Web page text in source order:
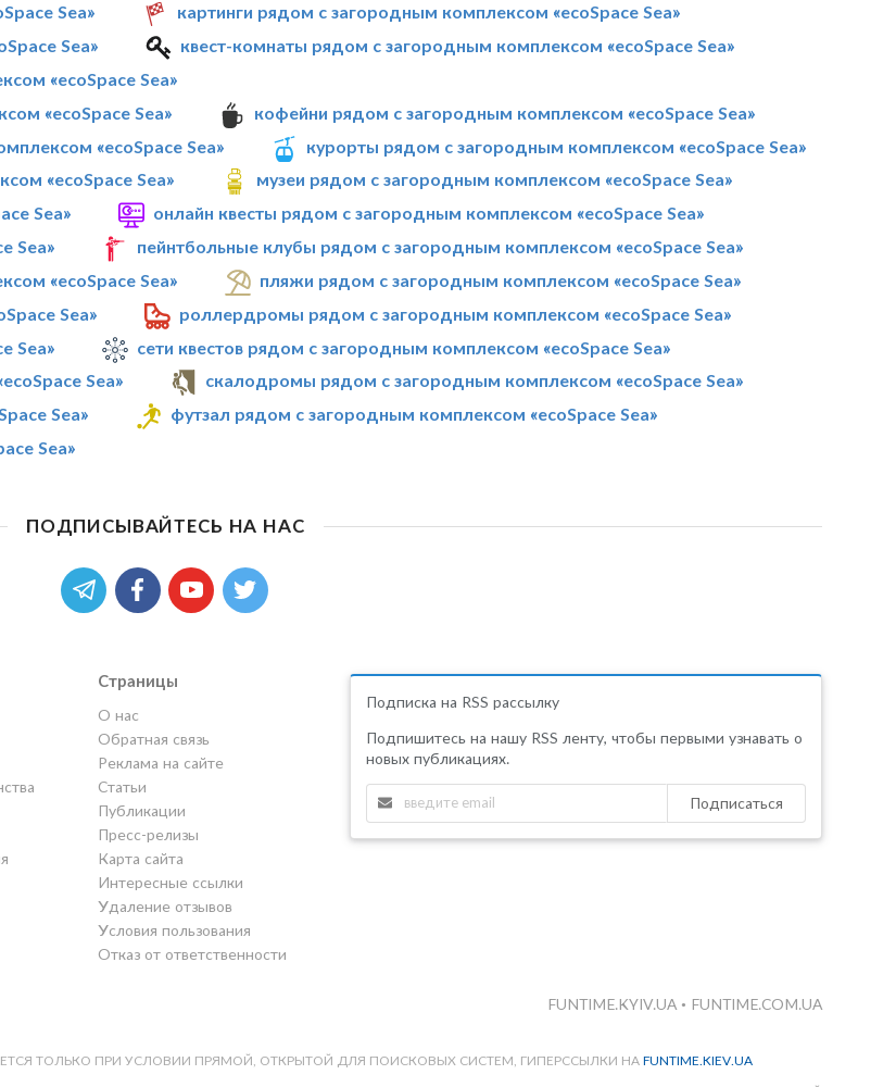
Sea»
картинги рядом с загородным комплексом «ecoSpace Sea»
Sea»
квест-комнаты рядом с загородным комплексом «ecoSpace Sea»
«ecoSpace Sea»
«ecoSpace Sea»
кофейни рядом с загородным комплексом «ecoSpace Sea»
«ecoSpace Sea»
курорты рядом с загородным комплексом «ecoSpace Sea»
«ecoSpace Sea»
музеи рядом с загородным комплексом «ecoSpace Sea»
Sea»
онлайн квесты рядом с загородным комплексом «ecoSpace Sea»
Sea»
пейнтбольные клубы рядом с загородным комплексом «ecoSpace Sea»
«ecoSpace Sea»
пляжи рядом с загородным комплексом «ecoSpace Sea»
Sea»
роллердромы рядом с загородным комплексом «ecoSpace Sea»
Sea»
сети квестов рядом с загородным комплексом «ecoSpace Sea»
Sea»
скалодромы рядом с загородным комплексом «ecoSpace Sea»
Sea»
футзал рядом с загородным комплексом «ecoSpace Sea»
Sea»
ПОДПИСЫВАЙТЕСЬ НА НАС
Страницы
О нас
Обратная связь
Реклама на сайте
Статьи
Публикации
Пресс-релизы
Карта сайта
Интересные ссылки
Удаление отзывов
Условия пользования
Отказ от ответственности
Подписка на RSS рассылку
Подпишитесь на нашу RSS ленту, чтобы первыми узнавать о
новых публикациях.
Подписаться
FUNTIME.KYIV.UA • FUNTIME.COM.UA
ТОЛЬКО ПРИ УСЛОВИИ ПРЯМОЙ, ОТКРЫТОЙ ДЛЯ ПОИСКОВЫХ СИСТЕМ, ГИПЕРССЫЛКИ НА FUNTIME.KIEV.UA